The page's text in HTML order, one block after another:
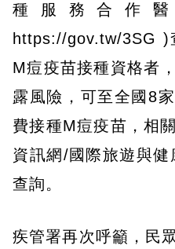
種服務合作
https://gov.tw/3SG )
M痘疫苗接種資格者
露風險，可至全國8
費接種M痘疫苗，相
資訊網/國際旅遊與
查詢。
疾管署再次呼籲，民